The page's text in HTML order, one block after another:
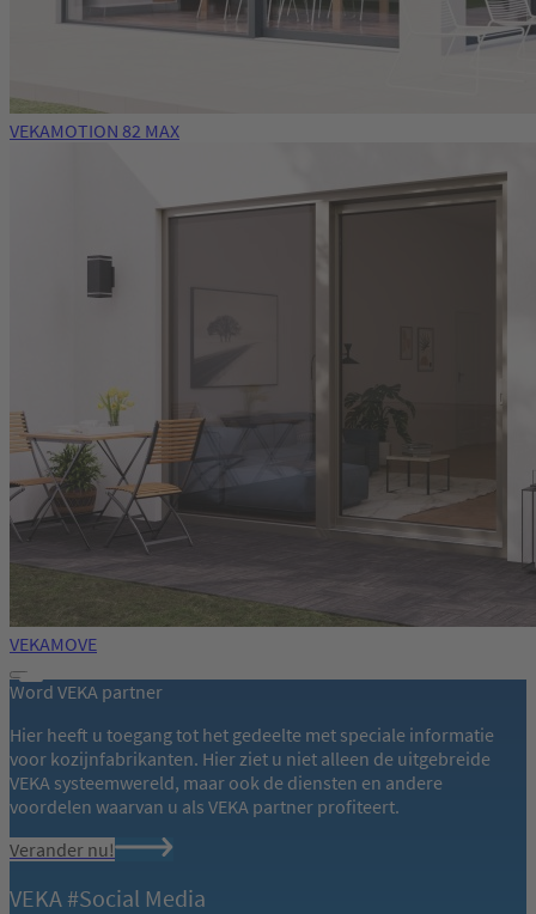
VEKAMOTION 82 MAX
VEKAMOVE
Word VEKA partner
Hier heeft u toegang tot het gedeelte met speciale informatie
voor kozijnfabrikanten. Hier ziet u niet alleen de uitgebreide
VEKA systeemwereld, maar ook de diensten en andere
voordelen waarvan u als VEKA partner profiteert.
Verander nu!
VEKA #Social Media